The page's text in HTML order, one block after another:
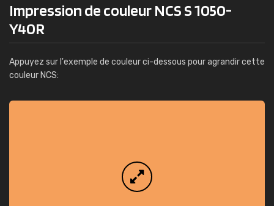
Impression de couleur NCS S 1050-
Y40R
Appuyez sur l'exemple de couleur ci-dessous pour agrandir cette
couleur NCS: